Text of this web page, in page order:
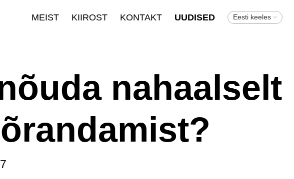
MEIST KIIROST KONTAKT UUDISED Eesti keeles
nahaalselt